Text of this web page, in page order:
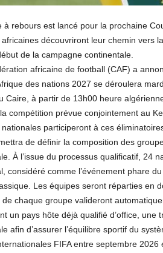
à rebours est lancé pour la prochaine
découvriront leur chemin vers
de la campagne continentale.
africaine de football (CAF) a
des nations 2027 se déroulera
Caire, à partir de 13h00 heure
compétition prévue conjointement au
participeront à ces
de définir la composition des
À l’issue du processus qualificatif, 24
considéré comme l’événement phare
Les équipes seront réparties en
de chaque groupe valideront
un pays hôte déjà qualifié d’office,
afin d’assurer l’équilibre sportif du
FIFA entre septembre